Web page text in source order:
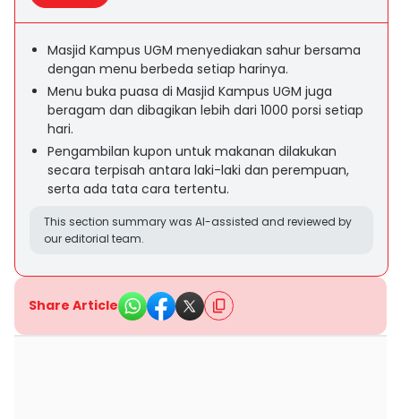
Masjid Kampus UGM menyediakan sahur bersama
dengan menu berbeda setiap harinya.
Menu buka puasa di Masjid Kampus UGM juga
beragam dan dibagikan lebih dari 1000 porsi setiap
hari.
Pengambilan kupon untuk makanan dilakukan
secara terpisah antara laki-laki dan perempuan,
serta ada tata cara tertentu.
This section summary was AI-assisted and reviewed by
our editorial team.
Share Article